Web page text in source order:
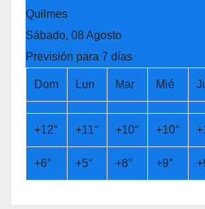
Quilmes
Sábado, 08 Agosto
Previsión para 7 días
Dom Lun Mar Mié
+12° +11° +10° +10° +
+6° +5° +8° +9° +